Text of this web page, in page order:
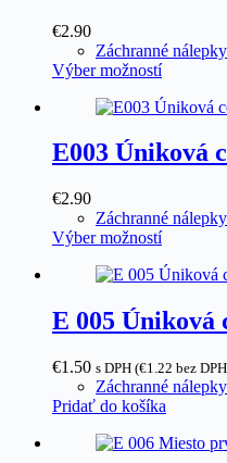
€2.90
Záchranné nálepky
Výber možnostíTento
má
variantov.
Možnosti
vybrať
na
stránke
produktu.
E003 Úniková
€2.90
Záchranné nálepky
Výber možnostíTento
má
variantov.
Možnosti
môžete
vybrať
na
produktu.
E 005 Úniková
€1.50 s DPH (€1.22 bez
Záchranné nálepky
Pridať do košíka